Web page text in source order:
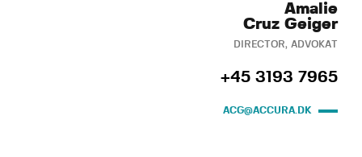
Amalie
Cruz Geiger
DIRECTOR, ADVOKAT
+45 3193 7965
ACG@ACCURA.DK